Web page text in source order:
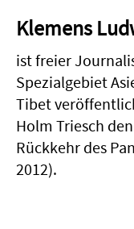
Klemens
ist freier
Spezialgebiet
Tibet
Holm Triesch
Rückkehr des
2012).